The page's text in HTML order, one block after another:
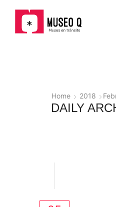
Home 2018
DAILY